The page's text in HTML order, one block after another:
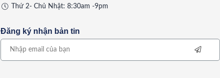
Thứ 2- Chủ Nhật: 8:30am -9pm
Đăng ký nhận bản tin